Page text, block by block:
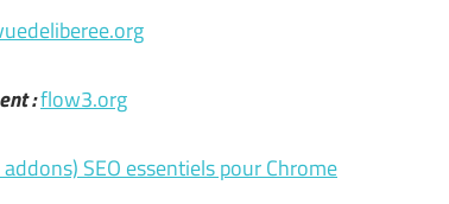
:flow3.org
SEO essentiels pour Chrome